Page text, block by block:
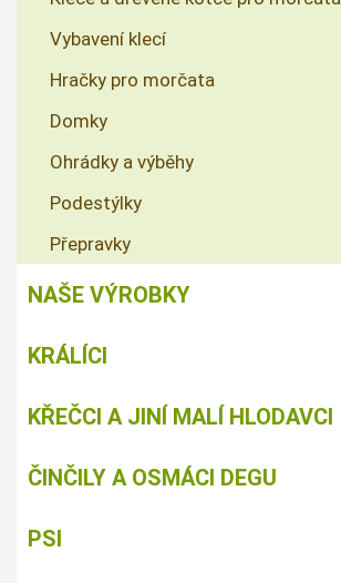
Vybavení klecí
Hračky pro morčata
Domky
Ohrádky a výběhy
Podestýlky
Přepravky
NAŠE VÝROBKY
KRÁLÍCI
KŘEČCI A JINÍ MALÍ HLODAVCI
ČINČILY A OSMÁCI DEGU
PSI